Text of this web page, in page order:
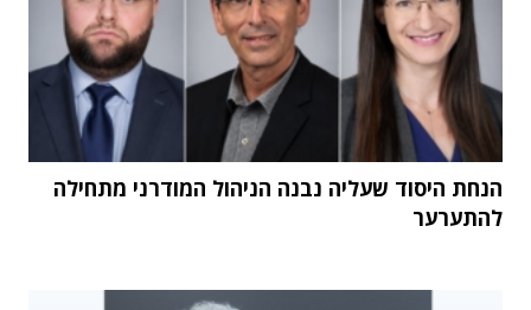
הנחת היסוד שעליה נבנה הניהול המודרני מתחילה
להתערער